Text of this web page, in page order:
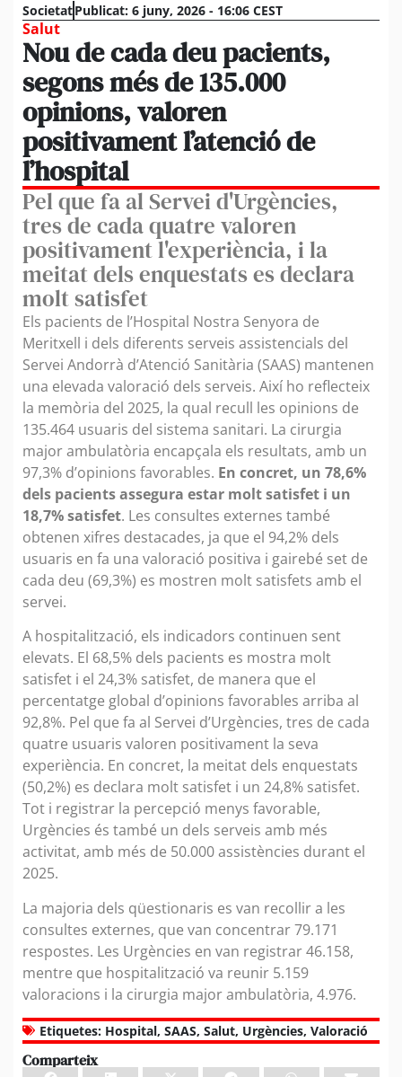
SocietatPublicat: 6 juny, 2026 - 16:06 CEST
Salut
Nou de cada deu pacients,
segons més de 135.000
opinions, valoren
positivament l’atenció de
l’hospital
Pel que fa al Servei d'Urgències,
tres de cada quatre valoren
positivament l'experiència, i la
meitat dels enquestats es declara
molt satisfet
Els pacients de l’Hospital Nostra Senyora de
Meritxell i dels diferents serveis assistencials del
Servei Andorrà d’Atenció Sanitària (SAAS) mantenen
una elevada valoració dels serveis. Així ho reflecteix
la memòria del 2025, la qual recull les opinions de
135.464 usuaris del sistema sanitari. La cirurgia
major ambulatòria encapçala els resultats, amb un
97,3% d’opinions favorables. En concret, un 78,6%
dels pacients assegura estar molt satisfet i un
18,7% satisfet. Les consultes externes també
obtenen xifres destacades, ja que el 94,2% dels
usuaris en fa una valoració positiva i gairebé set de
cada deu (69,3%) es mostren molt satisfets amb el
servei.
A hospitalització, els indicadors continuen sent
elevats. El 68,5% dels pacients es mostra molt
satisfet i el 24,3% satisfet, de manera que el
percentatge global d’opinions favorables arriba al
92,8%. Pel que fa al Servei d’Urgències, tres de cada
quatre usuaris valoren positivament la seva
experiència. En concret, la meitat dels enquestats
(50,2%) es declara molt satisfet i un 24,8% satisfet.
Tot i registrar la percepció menys favorable,
Urgències és també un dels serveis amb més
activitat, amb més de 50.000 assistències durant el
2025.
La majoria dels qüestionaris es van recollir a les
consultes externes, que van concentrar 79.171
respostes. Les Urgències en van registrar 46.158,
mentre que hospitalització va reunir 5.159
valoracions i la cirurgia major ambulatòria, 4.976.
Etiquetes: Hospital, SAAS, Salut, Urgències, Valoració
Comparteix